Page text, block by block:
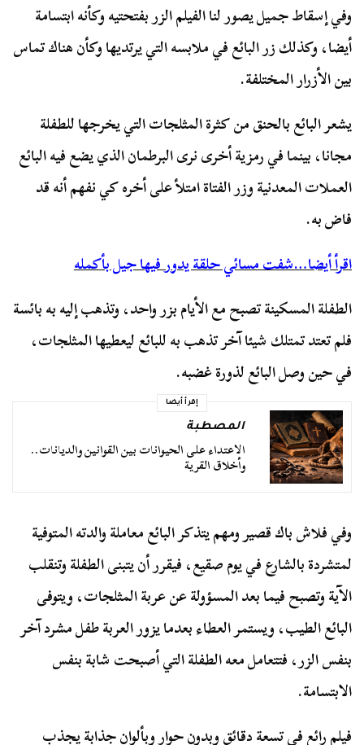
وفي إسقاط جميل يصور لنا الفيلم الزر بفتحتيه وكأنه ابتسامة
أيضا، وكذلك زر البائع في ملابسه التي يرتديها وكأن هناك تماس
بين الأزرار المختلفة.
يشعر البائع بالحنق من كثرة المثلجات التي يخرجها للطفلة
مجانا، بينما في رمزية أخرى نرى البرطمان الذي يضع فيه البائع
العملات المعدنية وزر الفتاة امتلأ على أخره كي نفهم أنه قد
فاض به.
اقرأ أيضا…شفت مسائي حلقة يدور فيها جيل بأكمله
الطفلة المسكينة تصبح مع الأيام بزر واحد، وتذهب إليه به بائسة
فلم تعتد تمتلك شيئا آخر تذهب به للبائع ليعطيها المثلجات،
في حين وصل البائع لذورة غضبه.
إقرأ أيضا
المصطبة
الاعتداء على الحيوانات بين القوانين والديانات..
وأخلاق القرية
وفي فلاش باك قصير ومهم يتذكر البائع معاملة والدته المتوفية
لمتشردة بالشارع في يوم صقيع، فيقرر أن يتبنى الطفلة وتنقلب
الآية وتصبح فيما بعد المسؤولة عن عربة المثلجات، ويتوفى
البائع الطيب، ويستمر العطاء بعدما يزور العربة طفل مشرد آخر
بنفس الزر، فتتعامل معه الطفلة التي أصبحت شابة بنفس
الابتسامة.
فيلم رائع في تسعة دقائق وبدون حوار وبألوان جذابة يجذب